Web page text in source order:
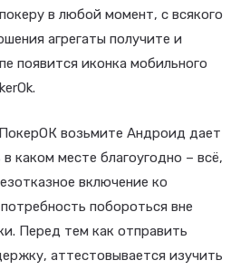
в любой момент, с всякого
агрегаты получите и
появится иконка мобильного
возьмите Андроид дает
каком месте благоугодно – всё,
включение ко
побороться вне
Перед тем как отправить
аттестовывается изучить